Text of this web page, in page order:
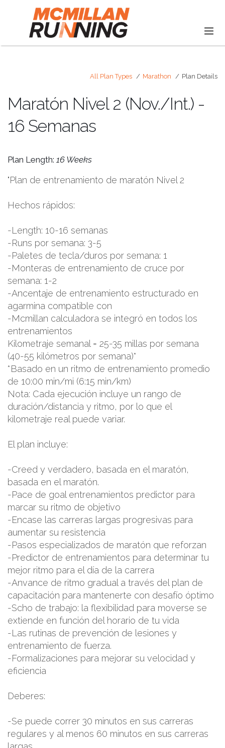
All Plan Types Marathon Plan Details
Maratón Nivel 2 (Nov./Int.) -
16 Semanas
Plan Length: 16 Weeks
"Plan de entrenamiento de maratón Nivel 2
Hechos rápidos:
-Length: 10-16 semanas
-Runs por semana: 3-5
-Paletes de tecla/duros por semana: 1
-Monteras de entrenamiento de cruce por
semana: 1-2
-Ancentaje de entrenamiento estructurado en
agarmina compatible con
-Mcmillan calculadora se integró en todos los
entrenamientos
Kilometraje semanal = 25-35 millas por semana
(40-55 kilómetros por semana)*
*Basado en un ritmo de entrenamiento promedio
de 10:00 min/mi (6:15 min/km)
Nota: Cada ejecución incluye un rango de
duración/distancia y ritmo, por lo que el
kilometraje real puede variar.
El plan incluye:
-Creed y verdadero, basada en el maratón,
basada en el maratón.
-Pace de goal entrenamientos predictor para
marcar su ritmo de objetivo
-Encase las carreras largas progresivas para
aumentar su resistencia
-Pasos especializados de maratón que reforzan
-Predictor de entrenamientos para determinar tu
mejor ritmo para el día de la carrera
-Anvance de ritmo gradual a través del plan de
capacitación para mantenerte con desafío óptimo
-Scho de trabajo: la flexibilidad para moverse se
extiende en función del horario de tu vida
-Las rutinas de prevención de lesiones y
entrenamiento de fuerza.
-Formalizaciones para mejorar su velocidad y
eficiencia
Deberes:
-Se puede correr 30 minutos en sus carreras
regulares y al menos 60 minutos en sus carreras